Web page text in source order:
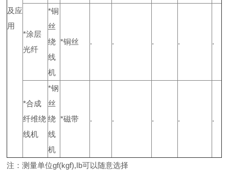
及应
用
*涂层
光纤
*铜
丝
绕
线
机
*铜丝 . . . . .
*合成
纤维绕
线机
*钢
丝
绕
线
机
*磁带 . . . . .
注：测量单位gf(kgf),Ib可以随意选择